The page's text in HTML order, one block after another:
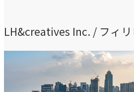
LH&creatives Inc. / フィ